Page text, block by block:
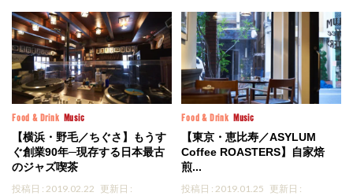
Food & Drink Music
【横浜・野毛／ちぐさ】もうす
ぐ創業90年─現存する日本最古
のジャズ喫茶
投稿日 : 2019.02.22 更新日 :
Food & Drink Music
【東京・恵比寿／ASYLUM
Coffee ROASTERS】自家焙
煎...
投稿日 : 2019.01.25 更新日 :